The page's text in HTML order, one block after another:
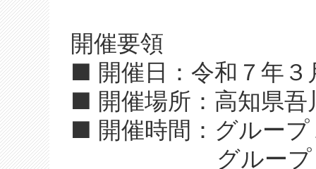
開催要領
■ 開催日：令和７年３
■ 開催場所：高知県
■ 開催時間：グループ
グループ２